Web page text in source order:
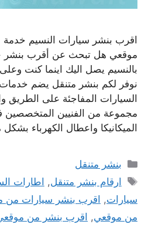
اقرب بنشر سيارات النسيم
موقعي هل تبحث عن أقرب بنشر
نوفر لكم بنشر متنقل يضم
السيارات المفاجئة على الطريق
مجموعة من الفنيين المتخصصين
الميكانيكا واعطال الكهرباء
التصنيفات
بنشر متنقل
الوسوم
ارقام بنشر متنقل, اطارات
سيارات, اقرب بنشر سيارات من
من موقعي, اقرب بنشر من